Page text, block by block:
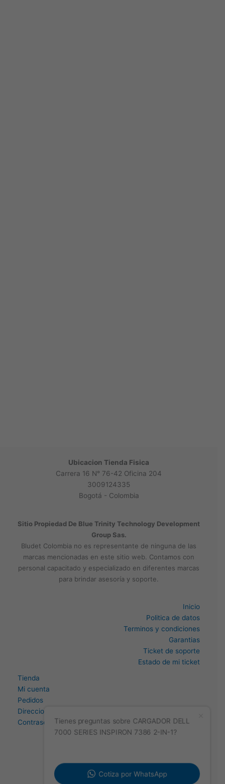
Ubicacion Tienda Fisica
Carrera 16 N° 76-42 Oficina 204
3009124335
Bogotá - Colombia
Sitio Propiedad De Blue Trinity Technology Development
Group Sas.
Bludet Colombia no es representante de ninguna de las
marcas mencionadas en este sitio web. Contamos con
personal capacitado y especializado en diferentes marcas
para brindar asesoría y soporte.
Inicio
Politica de datos
Terminos y condiciones
Garantias
Ticket de soporte
Estado de mi ticket
Tienda
Mi cuenta
Pedidos
Direccion
Contraseña perdida
Tienes preguntas sobre CARGADOR DELL